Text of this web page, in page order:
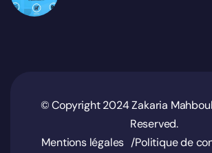
© Copyright 2024 Zakaria
Reserved.
Mentions légales
Politique de